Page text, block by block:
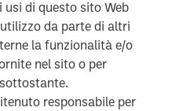
di questo sito Web
da parte di altri
la funzionalità e/o
nel sito o per
responsabile per